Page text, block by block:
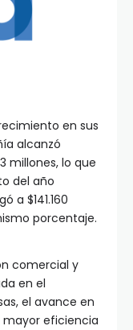
en sus
alcanzó
millones, lo que
del año
a $141.160
porcentaje.
comercial y
en el
el avance en
mayor eficiencia